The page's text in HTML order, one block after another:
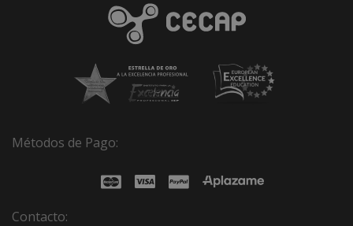
Métodos de Pago:
Contacto: